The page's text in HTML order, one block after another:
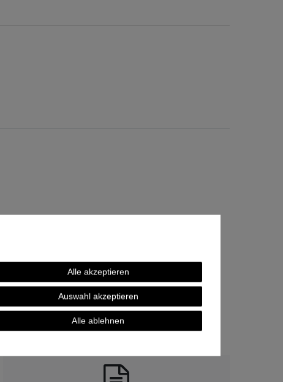
Vertrauen.
Alle akzeptieren
Auswahl akzeptieren
Alle ablehnen